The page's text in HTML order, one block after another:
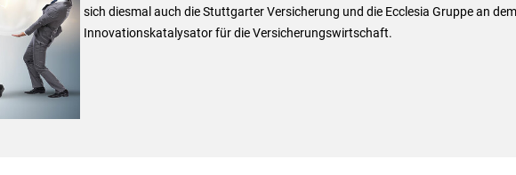
sich diesmal auch die Stuttgarter Versicherung und die Ecclesia Gruppe an dem
Innovationskatalysator für die Versicherungswirtschaft.